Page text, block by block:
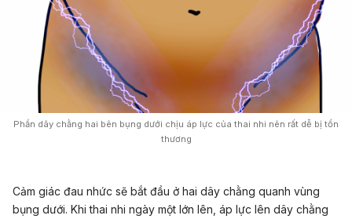
Phần dây chằng hai bên bụng dưới chịu áp lực của thai nhi nên rất dễ bị tổn
thương
Cảm giác đau nhức sẽ bắt đầu ở hai dây chằng quanh vùng
bụng dưới. Khi thai nhi ngày một lớn lên, áp lực lên dây chằng